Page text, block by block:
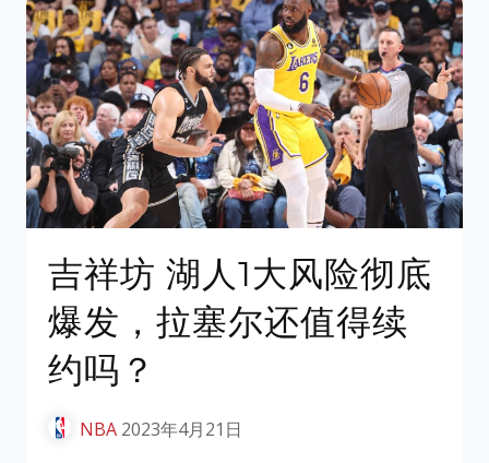
吉祥坊 湖人1大风险彻底
爆发，拉塞尔还值得续
约吗？
NBA 2023年4月21日